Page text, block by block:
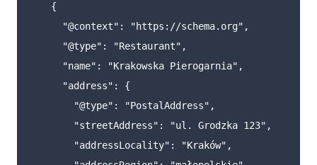
{
"@context" : "https://schema.org" ,
"@type" : "Restaurant" ,
"name" : "Krakowska Pierogarnia" ,
"address" :
{
"@type" : "PostalAddress" ,
"streetAddress" : "ul. Grodzka 123" ,
"addressLocality" : "Kraków" ,